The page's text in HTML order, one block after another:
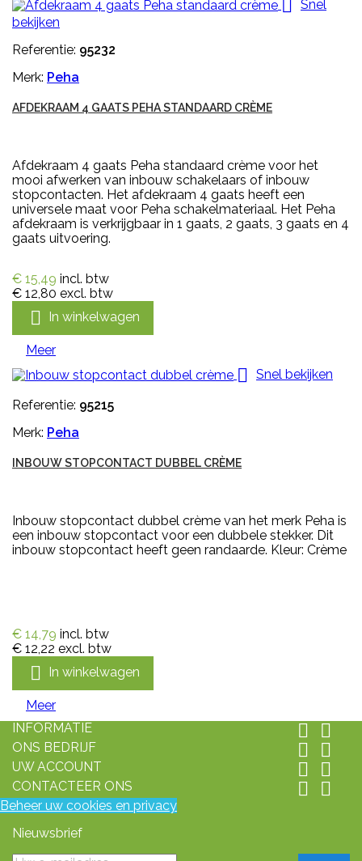
 Snel
bekijken
Referentie: 95232
Merk: Peha
AFDEKRAAM 4 GAATS PEHA STANDAARD CRÈME
Afdekraam 4 gaats Peha standaard crème voor het
mooi afwerken van inbouw schakelaars of inbouw
stopcontacten. Het afdekraam 4 gaats heeft een
universele maat voor Peha schakelmateriaal. Het Peha
afdekraam is verkrijgbaar in 1 gaats, 2 gaats, 3 gaats en 4
gaats uitvoering.
€ 15,49 incl. btw
€ 12,80 excl. btw
 In winkelwagen
Meer
 Snel bekijken
Referentie: 95215
Merk: Peha
INBOUW STOPCONTACT DUBBEL CRÈME
Inbouw stopcontact dubbel crème van het merk Peha is
een inbouw stopcontact voor een dubbele stekker. Dit
inbouw stopcontact heeft geen randaarde. Kleur: Crème
€ 14,79 incl. btw
€ 12,22 excl. btw
 In winkelwagen
Meer
INFORMATIE
 
ONS BEDRIJF  
UW ACCOUNT  
CONTACTEER ONS  
Beheer uw cookies en privacy
Nieuwsbrief